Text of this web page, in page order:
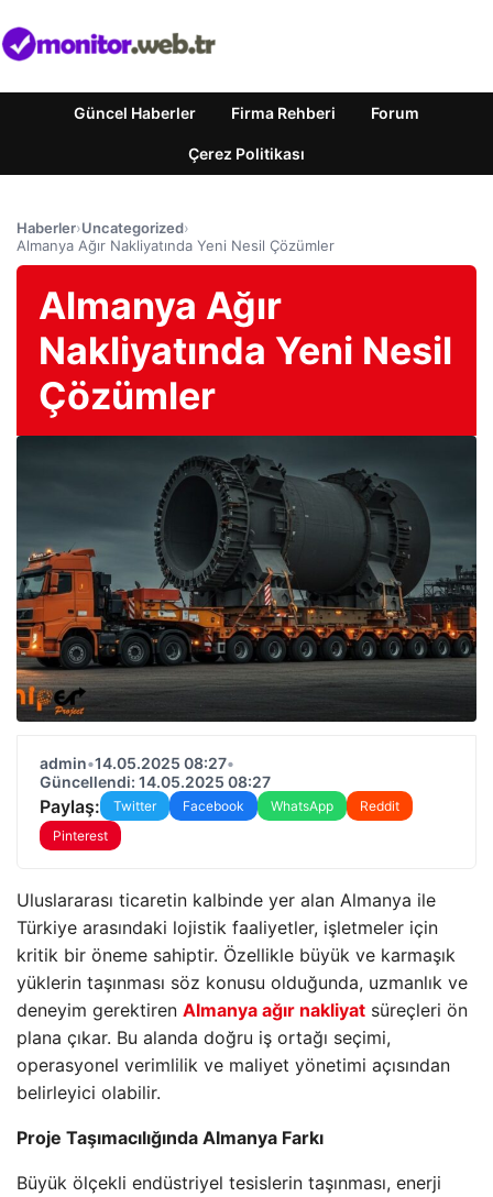
Güncel Haberler Firma Rehberi Forum
Çerez Politikası
Haberler›Uncategorized›
Almanya Ağır Nakliyatında Yeni Nesil Çözümler
Almanya Ağır
Nakliyatında Yeni Nesil
Çözümler
admin•14.05.2025 08:27•
Güncellendi: 14.05.2025 08:27
Paylaş: Twitter Facebook WhatsApp
Reddit
Pinterest
Uluslararası ticaretin kalbinde yer alan Almanya ile
Türkiye arasındaki lojistik faaliyetler, işletmeler için
kritik bir öneme sahiptir. Özellikle büyük ve karmaşık
yüklerin taşınması söz konusu olduğunda, uzmanlık ve
deneyim gerektiren Almanya ağır nakliyat süreçleri ön
plana çıkar. Bu alanda doğru iş ortağı seçimi,
operasyonel verimlilik ve maliyet yönetimi açısından
belirleyici olabilir.
Proje Taşımacılığında Almanya Farkı
Büyük ölçekli endüstriyel tesislerin taşınması, enerji